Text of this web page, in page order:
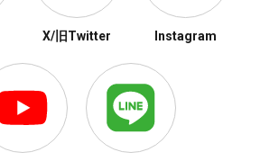
X/旧Twitter Instagram